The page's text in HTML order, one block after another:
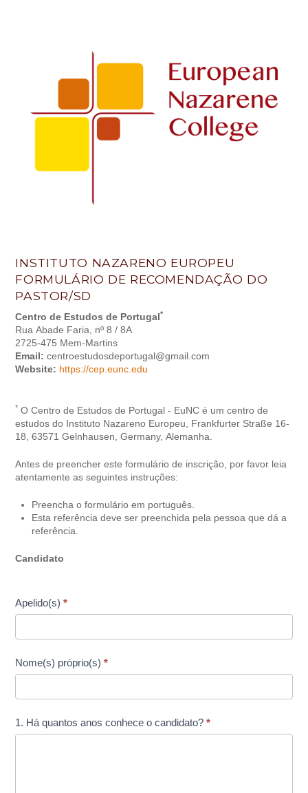
INSTITUTO NAZARENO EUROPEU
FORMULÁRIO DE RECOMENDAÇÃO DO
PASTOR/SD
Centro de Estudos de Portugal*
Rua Abade Faria, nº 8 / 8A
2725-475 Mem-Martins
Email: centroestudosdeportugal@gmail.com
Website: https://cep.eunc.edu
* O Centro de Estudos de Portugal - EuNC é um centro de
estudos do Instituto Nazareno Europeu, Frankfurter Straße 16-
18, 63571 Gelnhausen, Germany, Alemanha.
Antes de preencher este formulário de inscrição, por favor leia
atentamente as seguintes instruções:
Preencha o formulário em português.
Esta referência deve ser preenchida pela pessoa que dá a
referência.
Candidato
Apelido(s)*
Nome(s) próprio(s)*
1. Há quantos anos conhece o candidato?*